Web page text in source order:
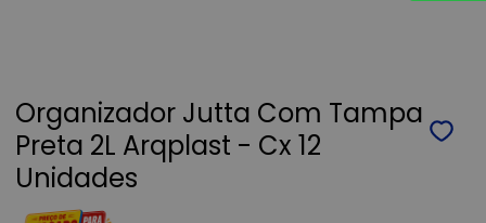
Organizador Jutta Com Tampa
Preta 2L Arqplast - Cx 12
Unidades